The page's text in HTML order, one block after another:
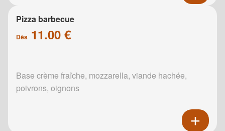
Pizza barbecue
Dès 11.00 €
Base crème fraîche, mozzarella, viande hachée,
poivrons, oignons